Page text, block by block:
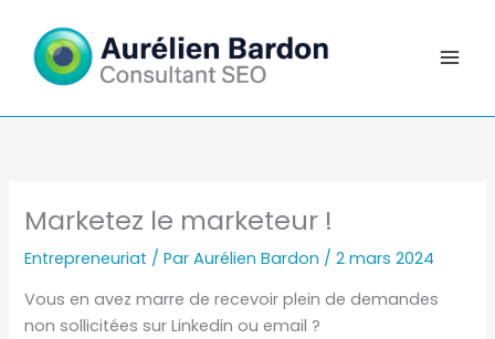
contenu
Marketez le marketeur !
Entrepreneuriat / ParAurélien Bardon /2 mars 2024
Vous en avez marre de recevoir plein de demandes
non sollicitées sur Linkedin ou email ?